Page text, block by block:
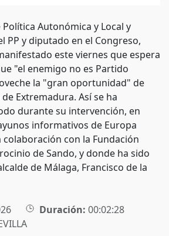
Autonómica y Local y
PP y diputado en el Congreso,
este viernes que espera
"el enemigo no es Partido
la "gran oportunidad" de
Extremadura. Así se ha
durante su intervención, en
informativos de Europa
colaboración con la Fundación
de Sando, y donde ha sido
de Málaga, Francisco de la
Duración: 00:02:28